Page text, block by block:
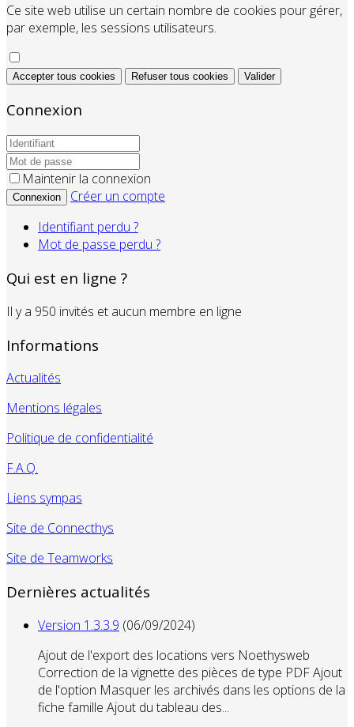
Ce site web utilise un certain nombre de cookies pour gérer,
par exemple, les sessions utilisateurs.
Accepter tous cookies Refuser tous cookies Valider
Connexion
Maintenir la connexion
Connexion
Créer un compte
Identifiant perdu ?
Mot de passe perdu ?
Qui est en ligne ?
Il y a 950 invités et aucun membre en ligne
Informations
Actualités
Mentions légales
Politique de confidentialité
F.A.Q.
Liens sympas
Site de Connecthys
Site de Teamworks
Dernières actualités
Version 1.3.3.9 (06/09/2024)
Ajout de l'export des locations vers Noethysweb
Correction de la vignette des pièces de type PDF Ajout
de l'option Masquer les archivés dans les options de la
fiche famille Ajout du tableau des...